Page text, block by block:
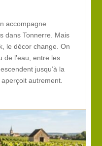
accompagne
dans Tonnerre. Mais
le décor change. On
de l’eau, entre les
jusqu’à la
autrement.